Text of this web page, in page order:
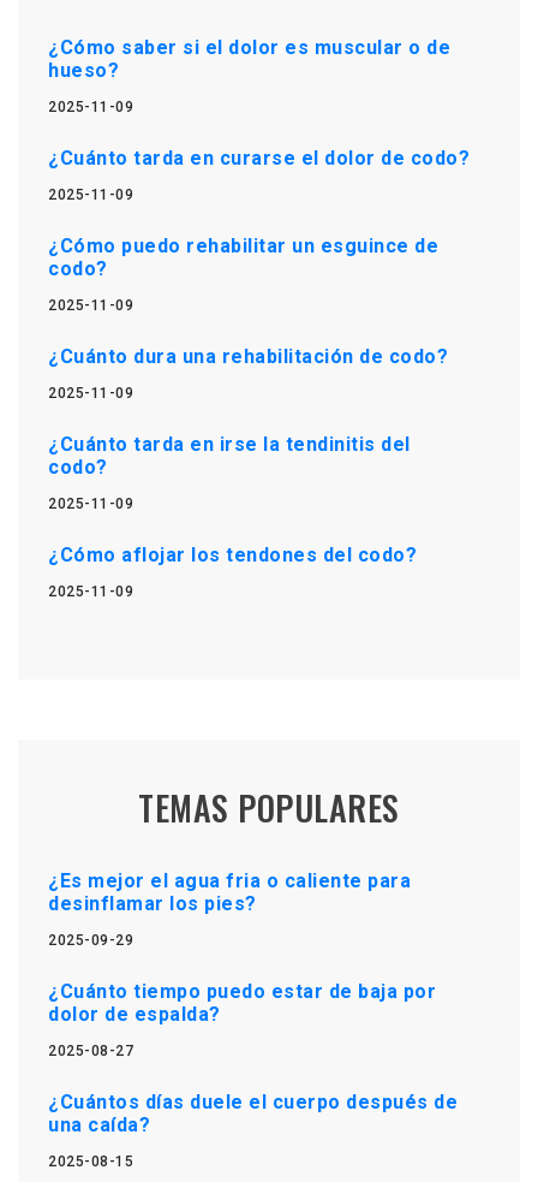
¿Cómo saber si el dolor es muscular o de
hueso?
2025-11-09
¿Cuánto tarda en curarse el dolor de codo?
2025-11-09
¿Cómo puedo rehabilitar un esguince de
codo?
2025-11-09
¿Cuánto dura una rehabilitación de codo?
2025-11-09
¿Cuánto tarda en irse la tendinitis del
codo?
2025-11-09
¿Cómo aflojar los tendones del codo?
2025-11-09
TEMAS POPULARES
¿Es mejor el agua fria o caliente para
desinflamar los pies?
2025-09-29
¿Cuánto tiempo puedo estar de baja por
dolor de espalda?
2025-08-27
¿Cuántos días duele el cuerpo después de
una caída?
2025-08-15